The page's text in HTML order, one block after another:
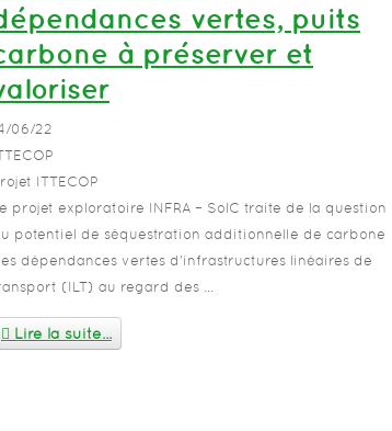
vertes, puits
à préserver et
06/22
ITTECOP
projet exploratoire INFRA – SolC traite de la question
potentiel de séquestration additionnelle de carbone
dépendances vertes d'infrastructures linéaires de
(ILT) au regard des ...
Lire la suite...